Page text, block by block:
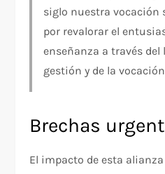
siglo nuestra vocación
por revalorar el
enseñanza a través del
gestión y de la
Brechas
El impacto de esta